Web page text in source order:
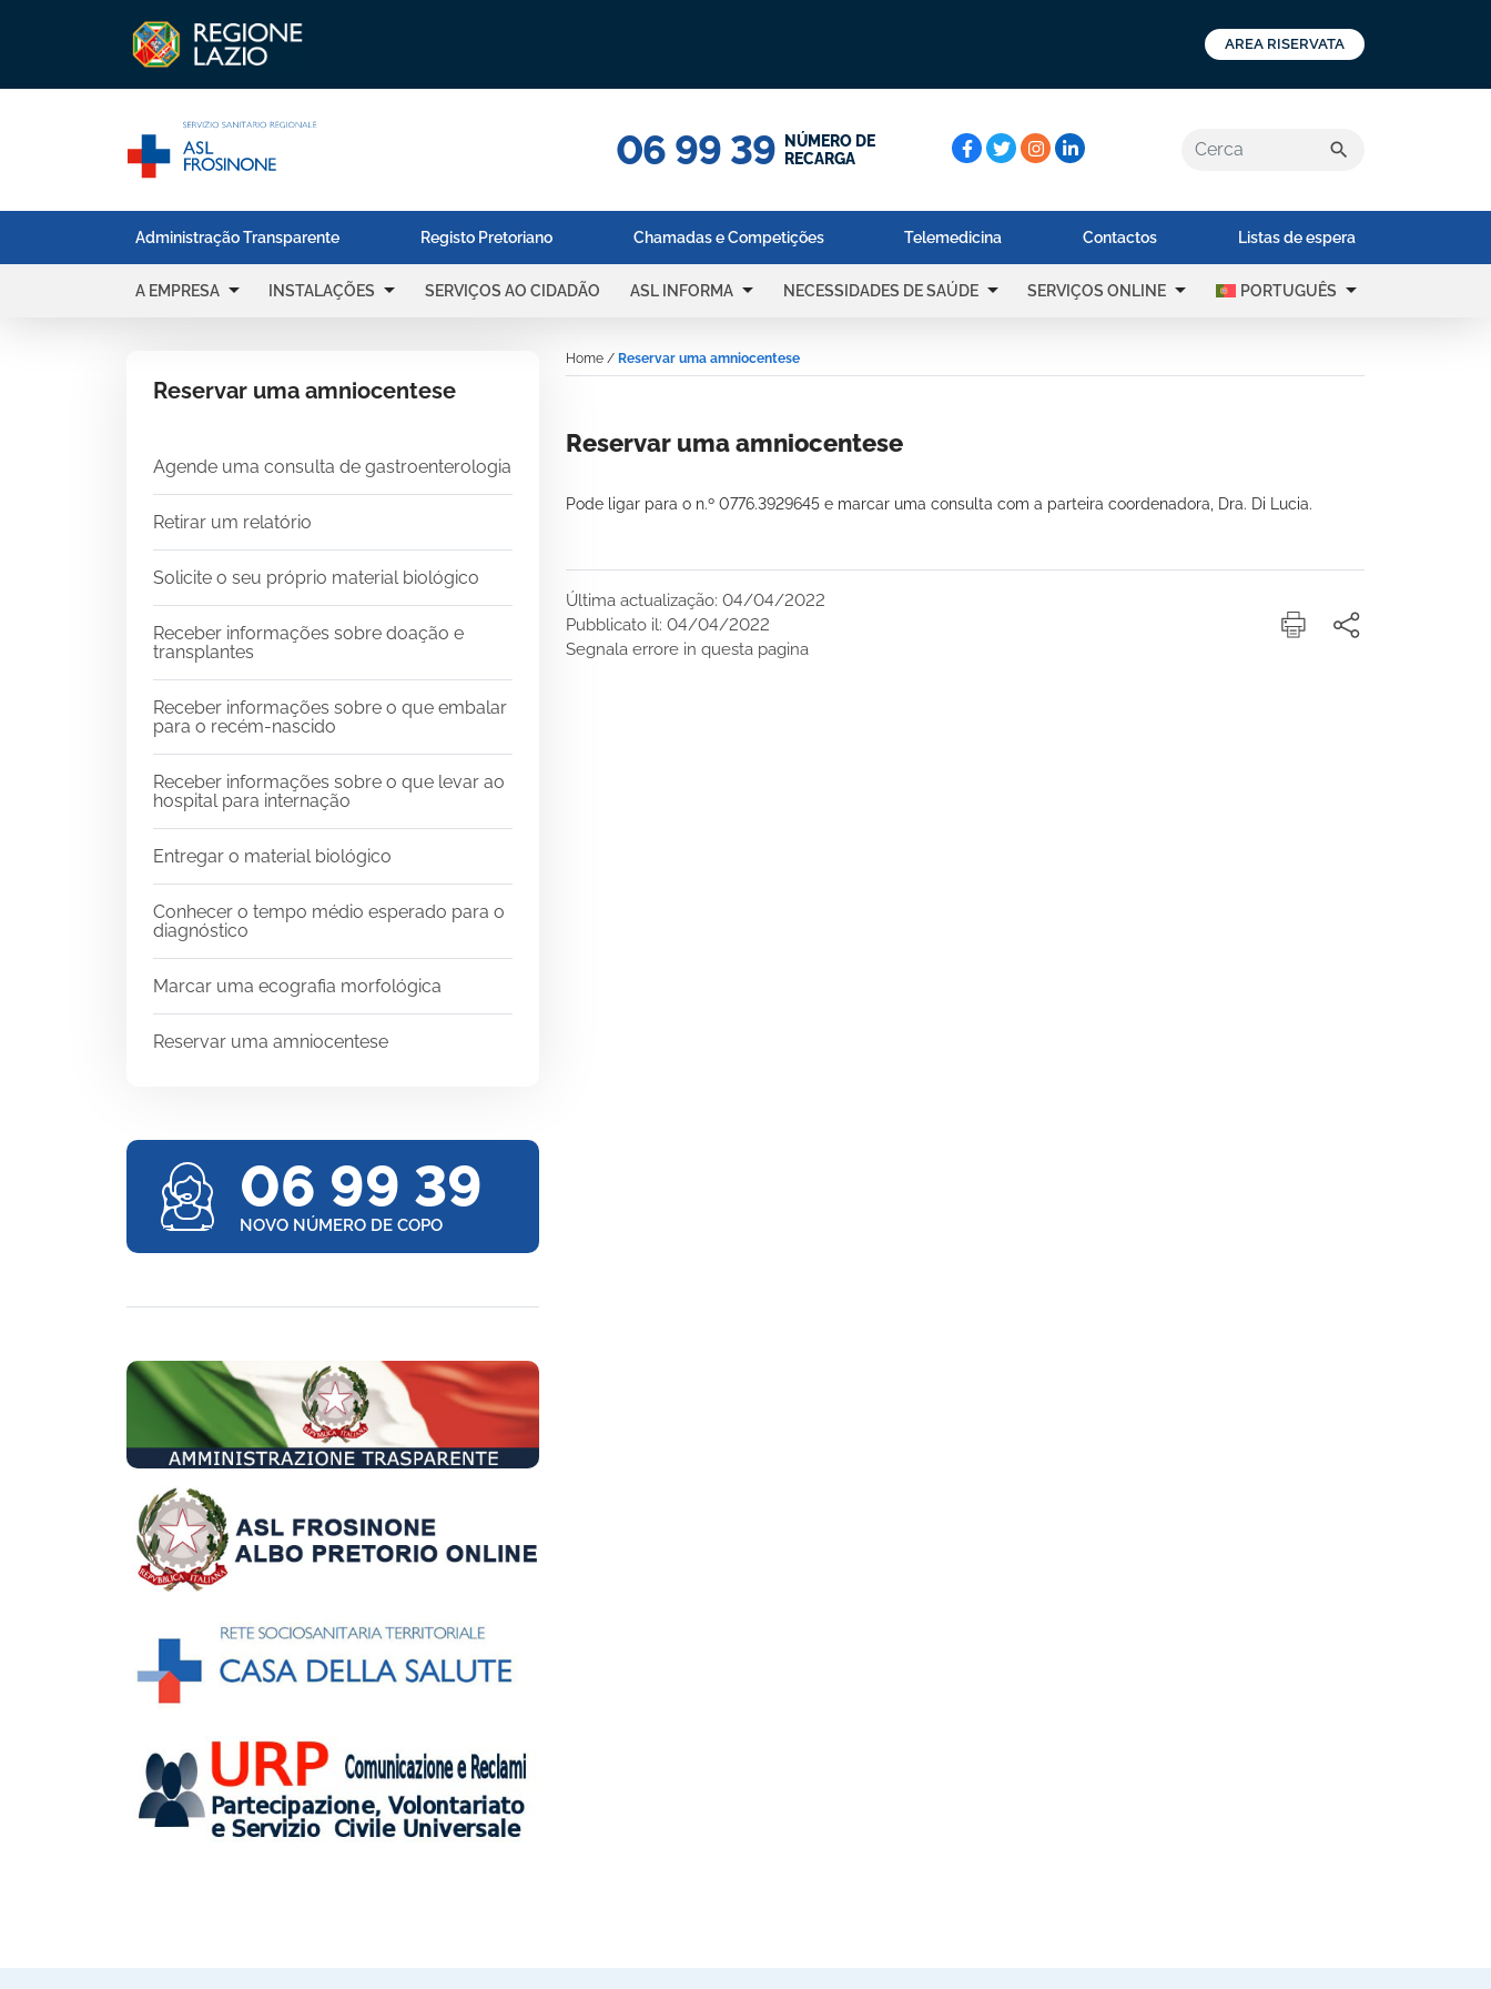
AREA RISERVATA
06 99 39
NÚMERO DE
RECARGA
Cerca: search
Administração Transparente Registo Pretoriano Chamadas e Competições Telemedicina Contactos Listas de espera
A EMPRESA arrow_drop_down INSTALAÇÕES arrow_drop_down SERVIÇOS AO CIDADÃO ASL INFORMA arrow_drop_down NECESSIDADES DE SAÚDE arrow_drop_down SERVIÇOS ONLINE arrow_drop_down PORTUGUÊS arrow_drop_down
Reservar uma amniocentese
Agende uma consulta de gastroenterologia
Retirar um relatório
Solicite o seu próprio material biológico
Receber informações sobre doação e
transplantes
Receber informações sobre o que embalar
para o recém-nascido
Receber informações sobre o que levar ao
hospital para internação
Entregar o material biológico
Conhecer o tempo médio esperado para o
diagnóstico
Marcar uma ecografia morfológica
Reservar uma amniocentese
Home / Reservar uma amniocentese
Reservar uma amniocentese
Pode ligar para o n.º 0776.3929645 e marcar uma consulta com a parteira coordenadora, Dra. Di Lucia.
Última actualização: 04/04/2022
Pubblicato il: 04/04/2022
Segnala errore in questa pagina
06 99 39
NOVO NÚMERO DE COPO